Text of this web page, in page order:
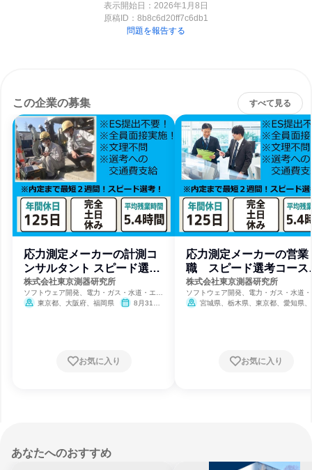
表示開始日：2026年1月8日
原稿ID： 8b8c6d20ff7c6db1
問題を報告する
この企業の募集 すべて見る
応力測定メーカーの計測コ
ンサルタント スピード選考
コース
株式会社東京測器研究所
ソフトウェア開発、電力・ガス・水道・エネ
ルギー、航空宇宙・防衛
東京都、大阪府、福岡県
8月31日
お気に入り
応力測定メーカーの営業
職 スピード選考コー
内定まで2週間
株式会社東京測器研究所
ソフトウェア開発、電力・ガス・水道
ルギー、航空宇宙・防衛
宮城県、栃木県、東京都、愛知県
お気に入り
あなたへのおすすめ